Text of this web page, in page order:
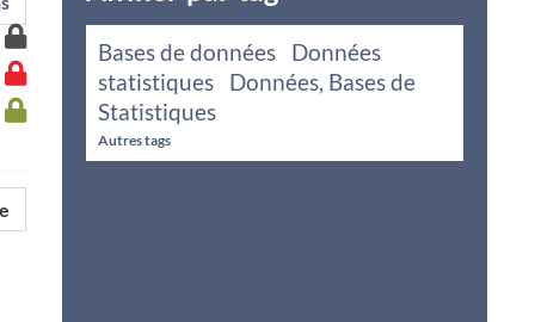
Accès
à
la
ressource
Unistra
Accès
à
la
ressource
Accès
à
Bases de données
Données
statistiques
Données, Bases de
Statistiques
Autres tags